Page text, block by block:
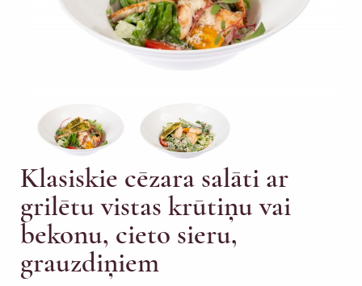
Klasiskie cēzara salāti ar
grilētu vistas krūtiņu vai
bekonu, cieto sieru,
grauzdiņiem